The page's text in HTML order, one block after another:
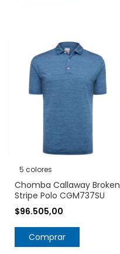
5 colores
Chomba Callaway Broken
Stripe Polo CGM737SU
$96.505,00
Comprar